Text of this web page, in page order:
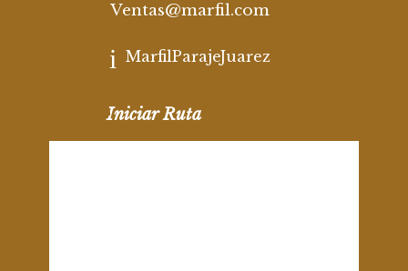
Ventas@marfil.com
MarfilParajeJuarez
Iniciar Ruta